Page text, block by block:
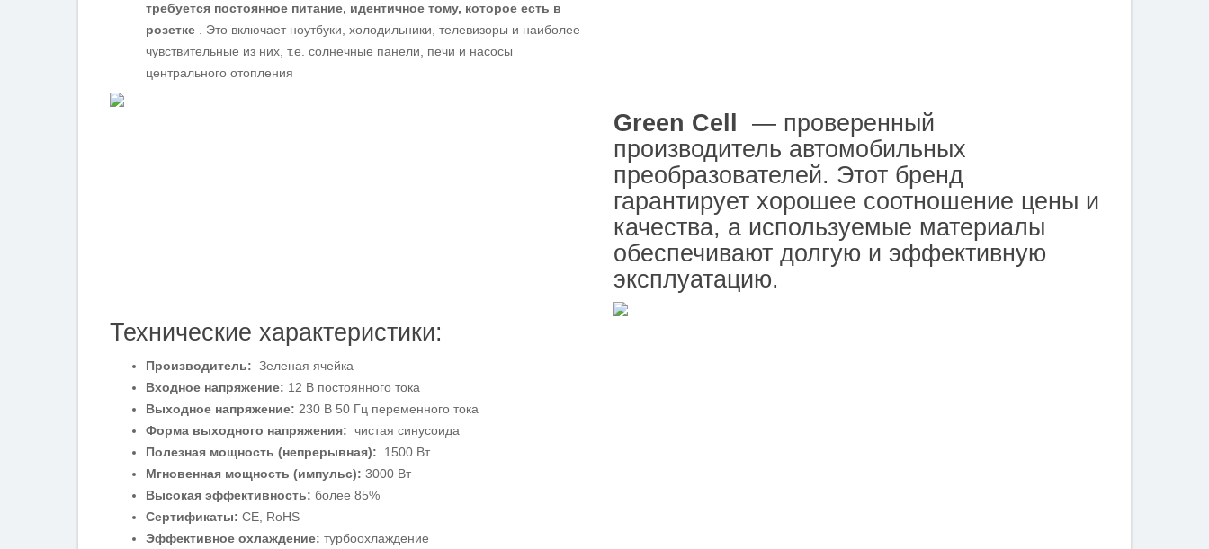
требуется постоянное питание, идентичное тому, которое есть в
розетке . Это включает ноутбуки, холодильники, телевизоры и наиболее
чувствительные из них, т.е. солнечные панели, печи и насосы
центрального отопления
Green Cell
— проверенный
производитель автомобильных
преобразователей. Этот бренд
гарантирует хорошее соотношение цены и
качества, а используемые материалы
обеспечивают долгую и эффективную
эксплуатацию.
Технические характеристики:
Производитель: Зеленая ячейка
Входное напряжение: 12 В постоянного тока
Выходное напряжение: 230 В 50 Гц переменного тока
Форма выходного напряжения: чистая синусоида
Полезная мощность (непрерывная):
1500 Вт
Мгновенная мощность (импульс): 3000 Вт
Высокая эффективность: более 85%
Сертификаты: CE, RoHS
Эффективное охлаждение: турбоохлаждение